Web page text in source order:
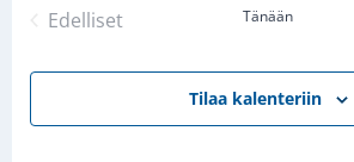
Edelliset
Tänään
Tilaa kalenteriin